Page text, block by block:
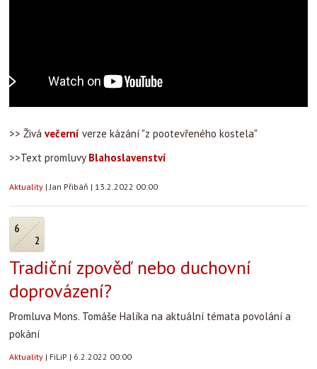
>> Živá večerní verze kázání "z pootevřeného kostela"
>>Text promluvy Blahoslavenství
Aktuality |Jan Přibáň | 13.2.2022 00:00
6
2
Tradiční zpověď nebo duchovní
doprovázení?
Promluva Mons. Tomáše Halíka na aktuální témata povolání a
pokání
Aktuality | FiLiP | 6.2.2022 00:00